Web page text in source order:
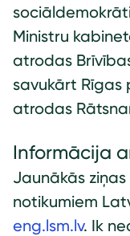
Ministru
atrodas
savukārt Rīgas
atrodas
Informācija
Jaunākās
notikumiem
eng.lsm.lv. Ik